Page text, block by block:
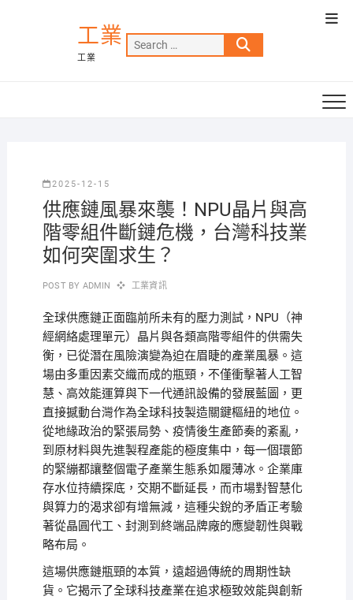
工業
工業
Search
…
2025-12-15
供應鏈風暴來襲！NPU晶片與高
階零組件斷鏈危機，台灣科技業
如何突圍求生？
POST BY ADMIN 工業資訊
全球供應鏈正面臨前所未有的壓力測試，NPU（神
經網絡處理單元）晶片與各類高階零組件的供需失
衡，已從潛在風險演變為迫在眉睫的產業風暴。這
場由多重因素交織而成的瓶頸，不僅衝擊著人工智
慧、高效能運算與下一代通訊設備的發展藍圖，更
直接撼動台灣作為全球科技製造關鍵樞紐的地位。
從地緣政治的緊張局勢、疫情後生產節奏的紊亂，
到原材料與先進製程產能的極度集中，每一個環節
的緊繃都讓整個電子產業生態系如履薄冰。企業庫
存水位持續探底，交期不斷延長，而市場對智慧化
與算力的渴求卻有增無減，這種尖銳的矛盾正考驗
著從晶圓代工、封測到終端品牌廠的應變韌性與戰
略布局。
這場供應鏈瓶頸的本質，遠超過傳統的周期性缺
貨。它揭示了全球科技產業在追求極致效能與創新